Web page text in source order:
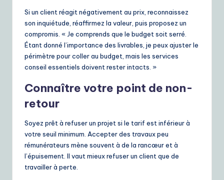
Si un client réagit négativement au prix, reconnaissez
son inquiétude, réaffirmez la valeur, puis proposez un
compromis. « Je comprends que le budget soit serré.
Étant donné l’importance des livrables, je peux ajuster le
périmètre pour coller au budget, mais les services
conseil essentiels doivent rester intacts. »
Connaître votre point de non-
retour
Soyez prêt à refuser un projet si le tarif est inférieur à
votre seuil minimum. Accepter des travaux peu
rémunérateurs mène souvent à de la rancœur et à
l’épuisement. Il vaut mieux refuser un client que de
travailler à perte.